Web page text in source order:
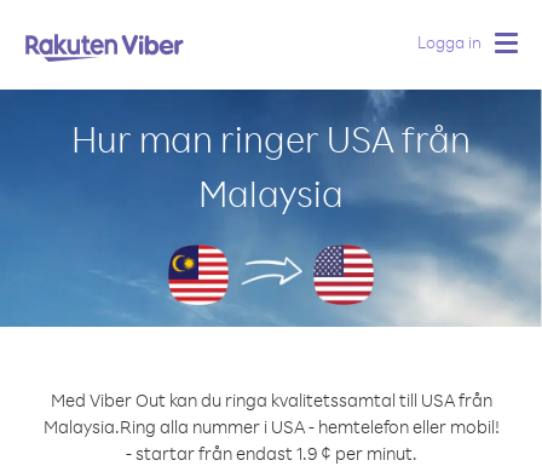
Logga in
Hur man ringer USA från
Malaysia
Med Viber Out kan du ringa kvalitetssamtal till USA från
Malaysia.Ring alla nummer i USA - hemtelefon eller mobil!
- startar från endast 1.9 ¢ per minut.